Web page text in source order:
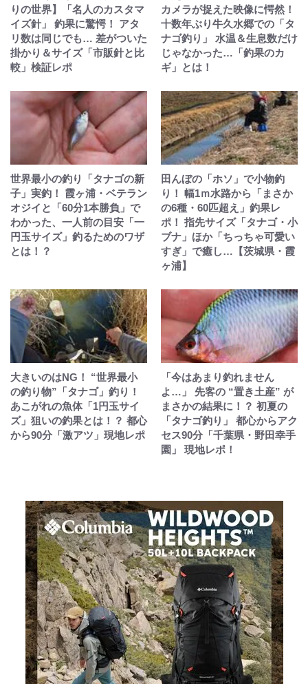
りの世界】「名人のカスタマ
イズ針」 釣果に驚愕！ アタ
リ数は同じでも… 差がついた
掛かり＆サイズ「市販針と比
較」検証レポ
カメラが捉えた映像に愕然！
十数年ぶり牛久水郷での「タ
ナゴ釣り」 水温＆生息数だけ
じゃなかった…「釣果のカ
ギ」とは！
世界最小の釣り「タナゴの新
子」実釣！ 霞ヶ浦・ベテラン
オジイと「60分1本勝負」で
わかった、一人前の目安「一
円玉サイズ」釣るためのワザ
とは！？
田んぼの「ホソ」で小物釣
り！ 幅1ｍ水路から「まさか
の6種・60匹超え」釣果レ
ポ！ 指先サイズ「タナゴ・小
ブナ」ほか「ちっちゃ可愛い
すぎ」で癒し…【茨城県・霞
ヶ浦】
大きいのはNG！ “世界最小
の釣り物”「タナゴ」釣り！
あこがれの魚体「1円玉サイ
ズ」狙いの釣果とは！？ 都心
から90分「激アツ」現地レポ
「今はあまり釣れません
よ…」 先客の “置き土産” が
まさかの結果に！？ 初夏の
「タナゴ釣り」 都心からアク
セス90分「千葉県・野田幸手
園」 現地レポ！